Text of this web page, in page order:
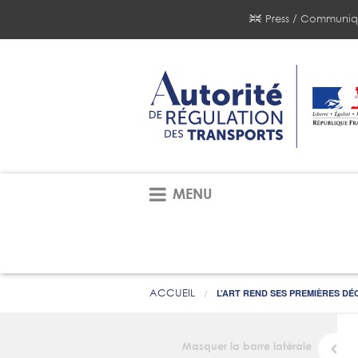
Press /
MENU
ACCUEIL L’ART REND SES PREMIÈRES
Masquer la barre latérale